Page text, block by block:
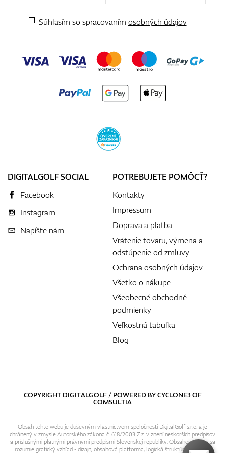
Súhlasím so spracovaním osobných údajov
DIGITALGOLF SOCIAL
Facebook
Instagram
Napíšte nám
POTREBUJETE POMÔCŤ?
Kontakty
Impressum
Doprava a platba
Vrátenie tovaru, výmena a
odstúpenie od zmluvy
Ochrana osobných údajov
Všetko o nákupe
Všeobecné obchodné
podmienky
Veľkostná tabuľka
Blog
COPYRIGHT DIGITALGOLF / POWERED BYCYCLONE3OF
COMSULTIA
Obsah tohto webu je duševným vlastníctvom spoločnosti DigitalGolf s.r.o. a je
chránený v zmysle Autorského zákona č. 618/2003 Z.z. v znení neskorších predpisov
a príslušnými platnými právnymi predpismi Slovenskej republiky. Obsahom webu sa
rozumie grafický vzhľad - dizajn, obsahová platforma, logická štruktúra, textový i